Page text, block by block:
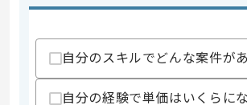
・PHPを用いた開
・進捗管理や課
歓迎スキル
・オフショア開発
自分のスキルでどんな案件が
自分の経験で単価はいくらに